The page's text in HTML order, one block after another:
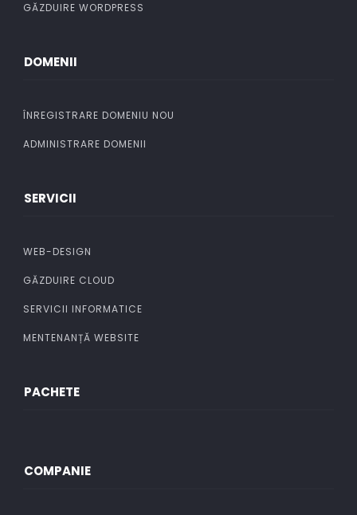
GĂZDUIRE WORDPRESS
DOMENII
ÎNREGISTRARE DOMENIU NOU
ADMINISTRARE DOMENII
SERVICII
WEB-DESIGN
GĂZDUIRE CLOUD
SERVICII INFORMATICE
MENTENANȚĂ WEBSITE
PACHETE
COMPANIE